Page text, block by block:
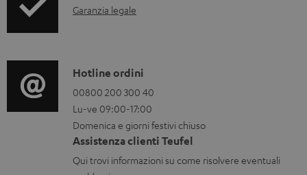
m
t
i
s
c
a
I
o
r
m
a
z
Garanzia legale
C
o
n
t
a
Hotline ordini
00800 200 300 40
Lu-ve 09:00-17:00
Domenica e giorni festivi chiuso
Assistenza clienti Teufel
Qui trovi informazioni su come risolvere eventuali